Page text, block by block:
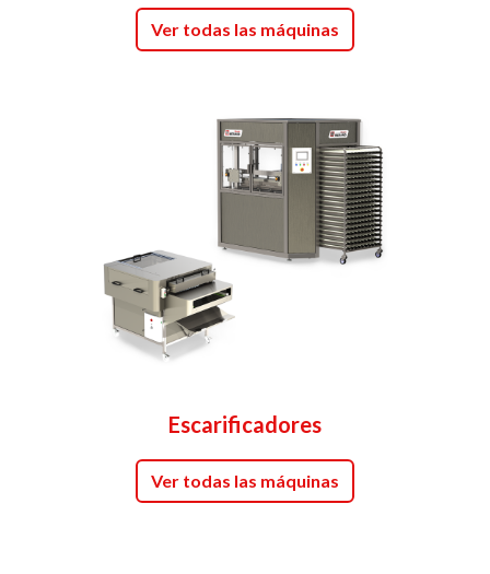
Ver todas las máquinas
Escarificadores
Ver todas las máquinas